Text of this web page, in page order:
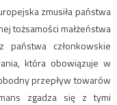
zmusiła państwa
tożsamości małżeństwa
członkowskie
która obowiązuje w
przepływ towarów
zgadza się z tymi